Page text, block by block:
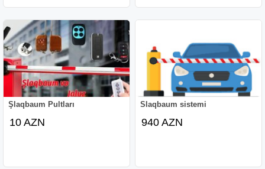
Şlaqbaum Pultları
10 AZN
Slaqbaum sistemi
940 AZN